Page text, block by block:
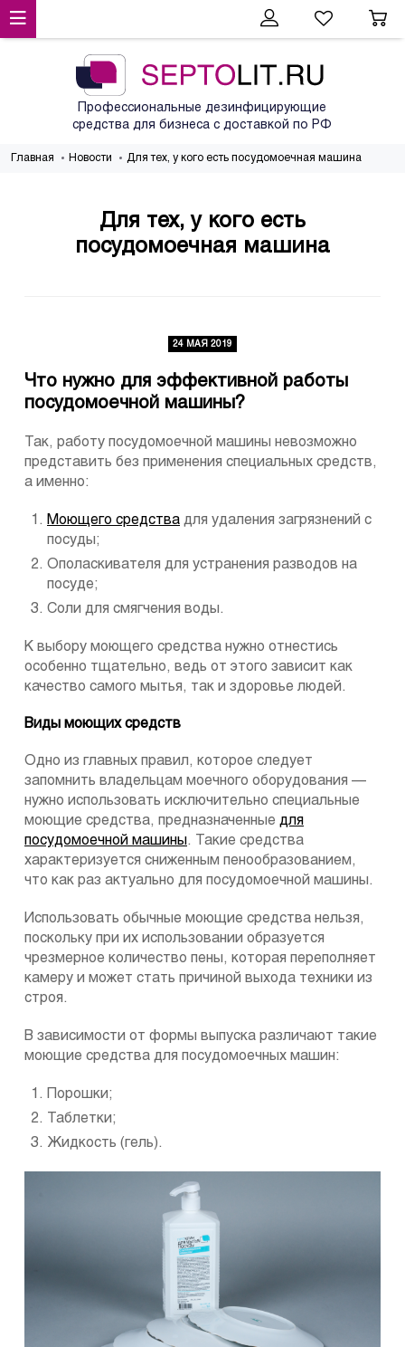
Профессиональные дезинфицирующие
средства для бизнеса с доставкой по РФ
Главная Новости Для тех, у кого есть посудомоечная машина
Для тех, у кого есть
посудомоечная машина
24 МАЯ 2019
Что нужно для эффективной работы
посудомоечной машины?
Так, работу посудомоечной машины невозможно
представить без применения специальных средств,
а именно:
Моющего средства для удаления загрязнений с
посуды;
Ополаскивателя для устранения разводов на
посуде;
Соли для смягчения воды.
К выбору моющего средства нужно отнестись
особенно тщательно, ведь от этого зависит как
качество самого мытья, так и здоровье людей.
Виды моющих средств
Одно из главных правил, которое следует
запомнить владельцам моечного оборудования —
нужно использовать исключительно специальные
моющие средства, предназначенные для
посудомоечной машины. Такие средства
характеризуется сниженным пенообразованием,
что как раз актуально для посудомоечной машины.
Использовать обычные моющие средства нельзя,
поскольку при их использовании образуется
чрезмерное количество пены, которая переполняет
камеру и может стать причиной выхода техники из
строя.
В зависимости от формы выпуска различают такие
моющие средства для посудомоечных машин:
Порошки;
Таблетки;
Жидкость (гель).